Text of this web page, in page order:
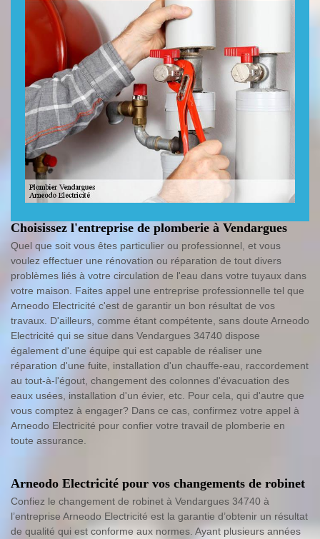
Choisissez l'entreprise de plomberie à Vendargues
Quel que soit vous êtes particulier ou professionnel, et vous
voulez effectuer une rénovation ou réparation de tout divers
problèmes liés à votre circulation de l'eau dans votre tuyaux dans
votre maison. Faites appel une entreprise professionnelle tel que
Arneodo Electricité c'est de garantir un bon résultat de vos
travaux. D'ailleurs, comme étant compétente, sans doute Arneodo
Electricité qui se situe dans Vendargues 34740 dispose
également d'une équipe qui est capable de réaliser une
réparation d'une fuite, installation d'un chauffe-eau, raccordement
au tout-à-l'égout, changement des colonnes d'évacuation des
eaux usées, installation d'un évier, etc. Pour cela, qui d'autre que
vous comptez à engager? Dans ce cas, confirmez votre appel à
Arneodo Electricité pour confier votre travail de plomberie en
toute assurance.
Arneodo Electricité pour vos changements de robinet
Confiez le changement de robinet à Vendargues 34740 à
l’entreprise Arneodo Electricité est la garantie d’obtenir un résultat
de qualité qui est conforme aux normes. Ayant plusieurs années